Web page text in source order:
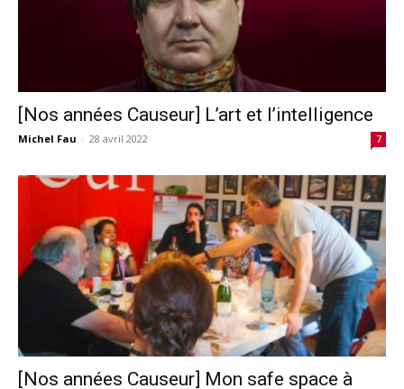
[Nos années Causeur] L’art et l’intelligence
Michel Fau - 28 avril 2022 7
[Nos années Causeur] Mon safe space à